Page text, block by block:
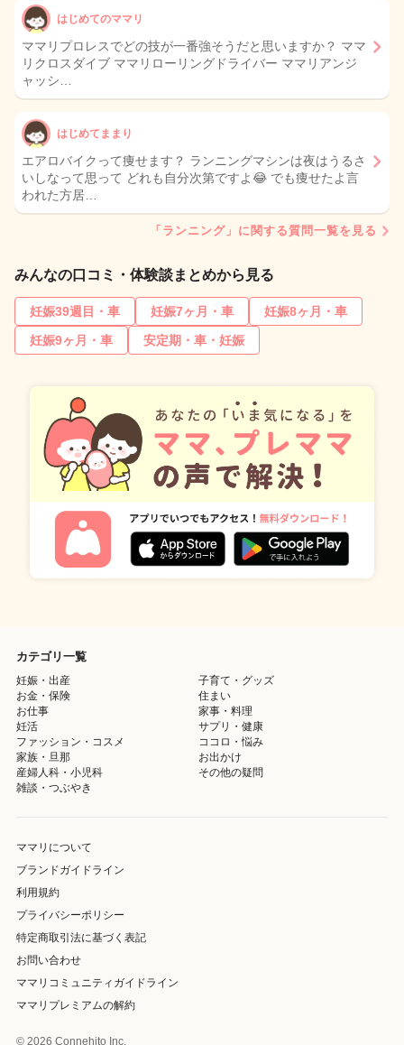
はじめてのママリ
ママリプロレスでどの技が一番強そうだと思いますか？ ママ
リクロスダイブ ママリローリングドライバー ママリアンジ
ャッシ…
はじめてままり
エアロバイクって痩せます？ ランニングマシンは夜はうるさ
いしなって思って どれも自分次第ですよ😂 でも痩せたよ言
われた方居…
「ランニング」に関する質問一覧を見る
みんなの口コミ・体験談まとめから見る
妊娠39週目・車 妊娠7ヶ月・車
妊娠8ヶ月・車
妊娠9ヶ月・車
安定期・車・妊娠
カテゴリ一覧
妊娠・出産
子育て・グッズ
お金・保険
住まい
お仕事
家事・料理
妊活
サプリ・健康
ファッション・コスメ
ココロ・悩み
家族・旦那
お出かけ
産婦人科・小児科
その他の疑問
雑談・つぶやき
ママリについて
ブランドガイドライン
利用規約
プライバシーポリシー
特定商取引法に基づく表記
お問い合わせ
ママリコミュニティガイドライン
ママリプレミアムの解約
© 2026 Connehito Inc.